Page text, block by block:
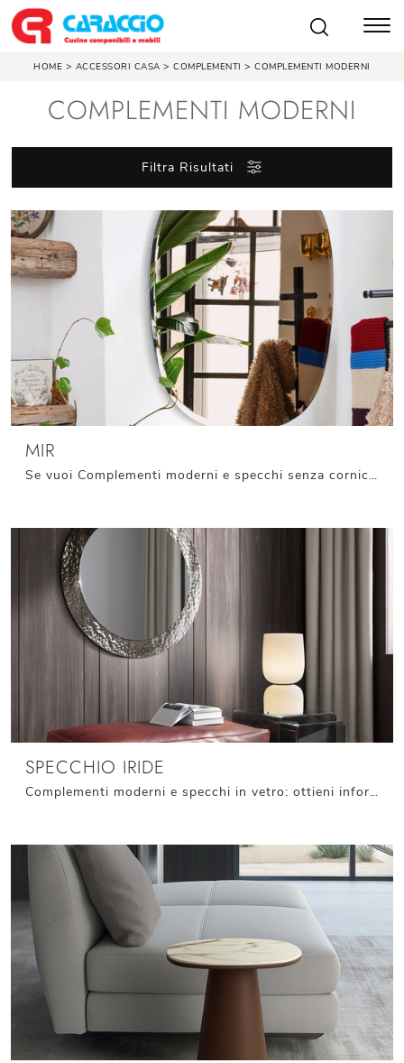
HOME > ACCESSORI CASA >COMPLEMENTI >COMPLEMENTI MODERNI
COMPLEMENTI MODERNI
Filtra Risultati
MIR
Se vuoi Complementi moderni e specchi senza cornice scopri di più sul modello Mir del marchio Connubia.
SPECCHIO IRIDE
Complementi moderni e specchi in vetro: ottieni informazioni sul modello Specchio Iride di Stones e potrai impreziosire i tuoi spazi.